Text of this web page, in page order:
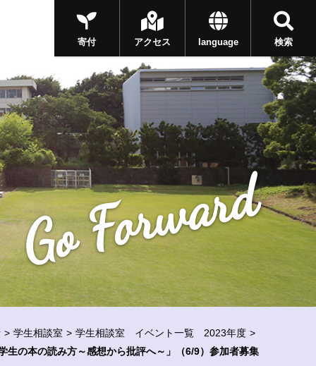
検索
language
アクセス
寄付
Go Forward
学生相談室
学生相談室 イベント一覧 2023年度
生の本の読み方～感想から批評へ～」（6/9）参加者募集